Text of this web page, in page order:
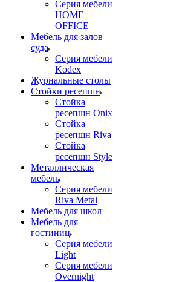
Серия мебели
HOME
OFFICE
Мебель для залов
суда
Серия мебели
Kodex
Журнальные столы
Стойки ресепшн
Стойка
ресепшн Onix
Стойка
ресепшн Riva
Стойка
ресепшн Style
Металлическая
мебель
Серия мебели
Riva Metal
Мебель для школ
Мебель для
гостиниц
Серия мебели
Light
Серия мебели
Overnight